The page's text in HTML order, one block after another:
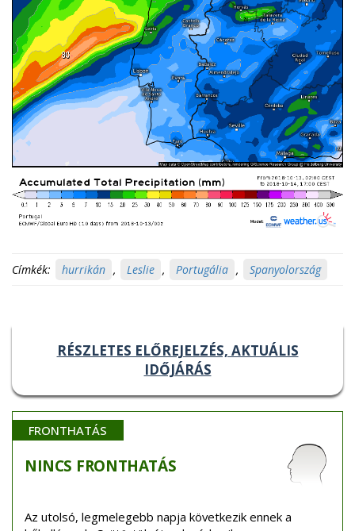
Címkék: hurrikán , Leslie , Portugália , Spanyolország
RÉSZLETES ELŐREJELZÉS, AKTUÁLIS
IDŐJÁRÁS
FRONTHATÁS
NINCS FRONTHATÁS
Az utolsó, legmelegebb napja következik ennek a